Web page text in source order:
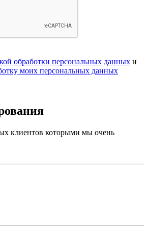
обработки персональных данных и
моих персональных данных
клиентов которыми мы очень